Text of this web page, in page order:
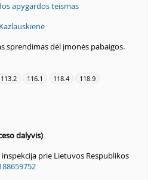
apygardos teismas
sprendimas dėl įmonės pabaigos.
113.2 116.1 118.4 118.9
dalyvis)
prie Lietuvos Respublikos